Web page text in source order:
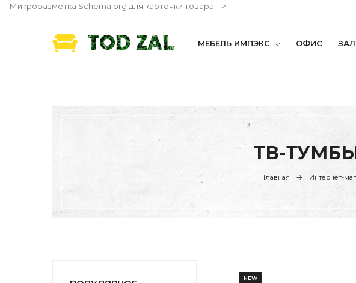
!-- Микроразметка Schema.org для карточки товара -->
МЕБЕЛЬ ИМПЭКС ОФИС ЗАЛ
ТВ-ТУМБЫ
Главная Интернет-
NEW